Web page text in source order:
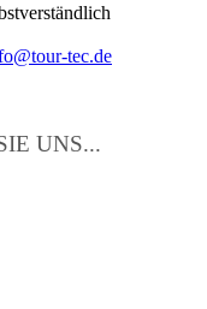
tec.de
UNS...